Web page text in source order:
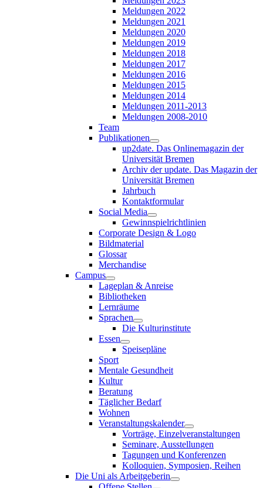
Meldungen 2022
Meldungen 2021
Meldungen 2020
Meldungen 2019
Meldungen 2018
Meldungen 2017
Meldungen 2016
Meldungen 2015
Meldungen 2014
Meldungen 2011-2013
Meldungen 2008-2010
Team
Publikationen
up2date. Das Onlinemagazin der
Universität Bremen
Archiv der update. Das Magazin der
Universität Bremen
Jahrbuch
Kontaktformular
Social Media
Gewinnspielrichtlinien
Corporate Design & Logo
Bildmaterial
Glossar
Merchandise
Campus
Lageplan & Anreise
Bibliotheken
Lernräume
Sprachen
Die Kulturinstitute
Essen
Speisepläne
Sport
Mentale Gesundheit
Kultur
Beratung
Täglicher Bedarf
Wohnen
Veranstaltungskalender
Vorträge, Einzelveranstaltungen
Seminare, Ausstellungen
Tagungen und Konferenzen
Kolloquien, Symposien, Reihen
Die Uni als Arbeitgeberin